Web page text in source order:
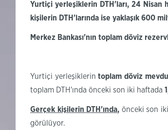
Yurtiçi yerleşiklerin DTH'ları,24 Nisan
kişilerin DTH'larında ise yaklaşık 600
Merkez Bankası'nın toplam döviz
Yurtiçi yerleşiklerintoplam döviz
toplam DTH'ında önceki son iki haftada
Gerçek kişilerin DTH'ında, önceki son
görülüyor.